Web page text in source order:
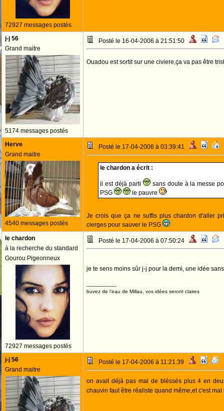
72927 messages postés
j-j 56
Grand maitre
5174 messages postés
Posté le 16-04-2006 à 21:51:50
Ouadou est sortit sur une civiere,ça va pas être
Herve
Grand maitre
4540 messages postés
Posté le 17-04-2006 à 03:39:41
le chardon a écrit :
il est déjà parti
sans doute à la messe
PSG
le pauvre
Je crois que ça ne suffis plus chardon d'aller
cierges pour sauver le PSG
le chardon
à la recherche du standard
Gourou Pigeonneux
72927 messages postés
Posté le 17-04-2006 à 07:50:24
je te sens moins sûr j-j pour la demi, une idée
--------------------
buvez de l'eau de Millau, vos idées seront claires
j-j 56
Grand maitre
Posté le 17-04-2006 à 11:21:39
on avait déjà pas mal de bléssés plus 4 en
chauvin faut être réaliste quand même,et c'est